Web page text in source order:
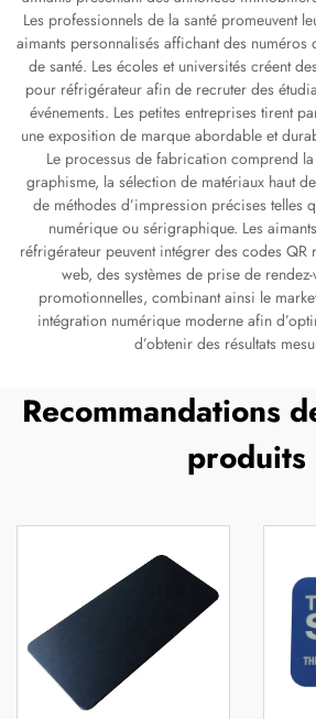
Les professionnels de la santé promeuvent
aimants personnalisés affichant des numéros
de santé. Les écoles et universités créent
pour réfrigérateur afin de recruter des
événements. Les petites entreprises tirent
une exposition de marque abordable et
Le processus de fabrication comprend
graphisme, la sélection de matériaux haut
de méthodes d’impression précises telles
numérique ou sérigraphique. Les
réfrigérateur peuvent intégrer des codes QR
web, des systèmes de prise de
promotionnelles, combinant ainsi le
intégration numérique moderne afin
d’obtenir des résultats
Recommandations
produits